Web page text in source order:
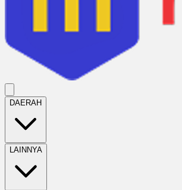
DAERAH
LAINNYA